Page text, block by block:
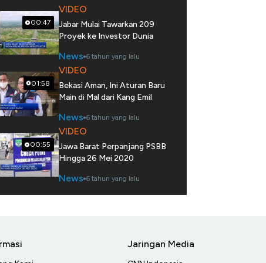
00:47
VIDEO
Jabar Mulai Tawarkan 209
Proyek ke Investor Dunia
News 6 tahun yang lalu
01:58
VIDEO
Bekasi Aman, Ini Aturan Baru
Main di Mal dari Kang Emil
News 6 tahun yang lalu
00:55
VIDEO
Jawa Barat Perpanjang PSBB
Hingga 26 Mei 2020
News 6 tahun yang lalu
Jaringan Media